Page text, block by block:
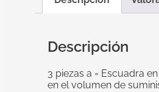
Descripción
3 piezas a = Escuadra
en el volumen de